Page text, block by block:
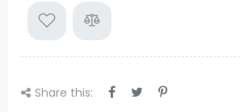
Share this: